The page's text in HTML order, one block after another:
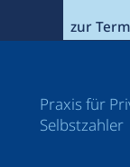
zur
Praxis für
Selbstzahler